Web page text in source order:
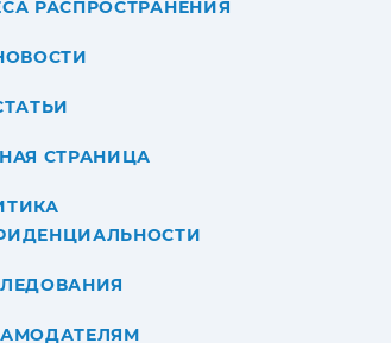
РАСПРОСТРАНЕНИЯ
СТРАНИЦА